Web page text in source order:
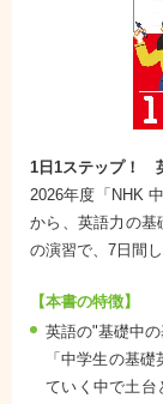
1日1ステップ！
2026年度「NHK
から、英語力の
の演習で、7日間
【本書の特徴】
英語の"基礎中
「中学生の基
ていく中で土台